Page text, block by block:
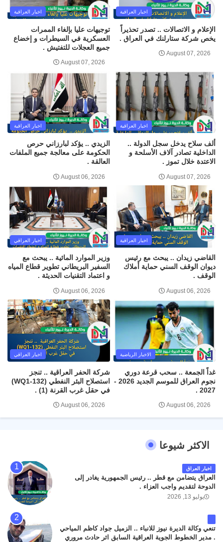
اخبار العراقية
الإعلام و الاتصالات .. تصدر تحذيراً
يخص شركة ستارلنك في العراق .
August 07, 2026
اخبار العراقية
توجيهات عليا بإلغاء الممرات
العسكرية في السيطرات و إخضاع
جميع العجلات للتفتيش .
August 07, 2026
اخبار العراقية
ألف سلاح يدخل سجل الدولة ..
الداخلية تصادر آلاف الأسلحة و
الاعتدة خلال تموز .
August 07, 2026
اخبار العراقية
الزيدي .. يؤكد لبارزاني حرص
الحكومة على معالجة جميع الملفات
العالقة .
August 06, 2026
اخبار العراقية
القاضي زيدان .. يبحث مع رئيس
ديوان الوقف السني حماية أملاك
الوقف .
August 06, 2026
اخبار العراقي
وزير الموارد المائية .. يبحث مع
السفير البريطاني تطوير قطاع المياه
و اعتماد التقنيات الحديثة .
August 06, 2026
الاخبار الرياضية
غداً الجمعة .. سحب قرعة دوري
نجوم العراق للموسم الجديد 2026 -
2027 .
August 06, 2026
اخبار العراقي
شركة الحفر العراقية .. تنجز
استصلاح البئر النفطي (WQ1-132)
في حقل غرب القرنة (1) .
August 06, 2026
الاكثر شيوعا
اخبار العراق
العراق يتضامن مع قطر .. رئيس الجمهورية يغادر إلى
الدوحة لتقديم واجب العزاء .
يوليو 13, 2026
تنعي وكالة الديرة نيوز للانباء .. الزميل جواد كاظم المياحي
. مدير الخطوط الجوية العراقية السابق اثر حادث مروري